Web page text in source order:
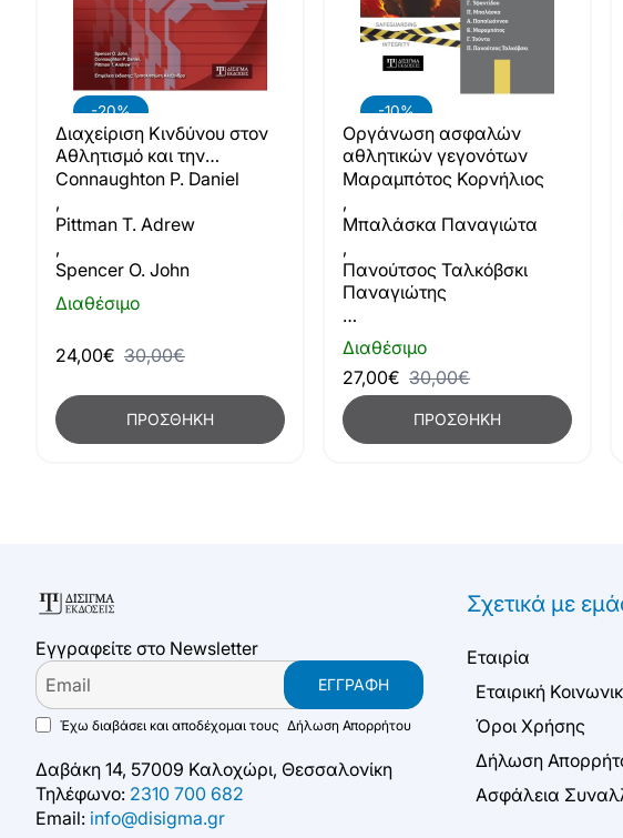
-20%
Διαθέσιμο
Διαχείριση Κινδύνου στον
Αθλητισμό και την
Αναψυχή
Connaughton P. Daniel
,
Pittman T. Adrew
,
Spencer O. John
24,00€ 30,00€
ΠΡΟΣΘΉΚΗ
-10%
Διαθέσιμο
Οργάνωση ασφαλών
αθλητικών γεγονότων
Μαραμπότος Κορνήλιος
,
Μπαλάσκα Παναγιώτα
,
Πανούτσος Ταλκόβσκι
Παναγιώτης
…
27,00€ 30,00€
ΠΡΟΣΘΉΚΗ
Εγγραφείτε στο Newsletter
Email
ΕΓΓΡΑΦΉ
Έχω διαβάσει και αποδέχομαι τους Δήλωση Απορρήτου
Δαβάκη 14, 57009 Καλοχώρι, Θεσσαλονίκη
Τηλέφωνο: 2310 700 682
Email: info@disigma.gr
Σχετικά με
Εταιρία
Εταιρική
Όροι Χρήσης
Δήλωση
Ασφάλεια